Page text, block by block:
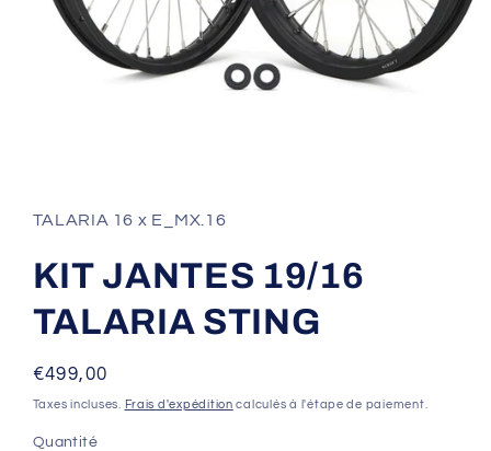
1
dans
fenêtre
modale
TALARIA 16 x E_MX.16
KIT JANTES 19/16
TALARIA STING
Prix
habituel
€499,00
Taxes incluses. Frais d'expédition calculés à l'étape de paiement.
Quantité